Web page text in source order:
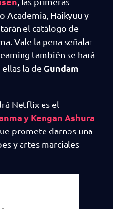
Academia, Haikyuu y
el catálogo de
Vale la pena señalar
también se hará
ellas la de Gundam
Netflix es el
y Kengan Ashura
promete darnos una
y artes marciales